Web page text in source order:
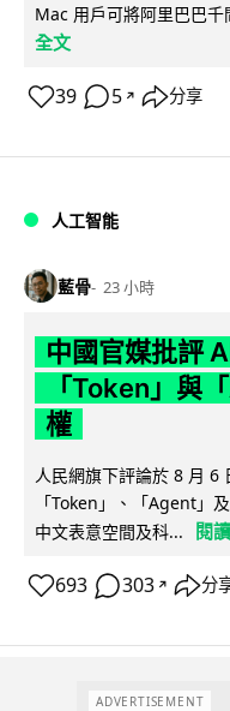
Mac 用戶可將阿里巴巴
全文
39 5 ↗ 分享
人工智能
藍骨 23 小時
中國官媒批評
「Token」與
權
人民網旗下評論於 8 月 6
「Token」、「Agent」
中文表意空間及科...
閱
693 303 ↗ 分
ADVERTISEMENT